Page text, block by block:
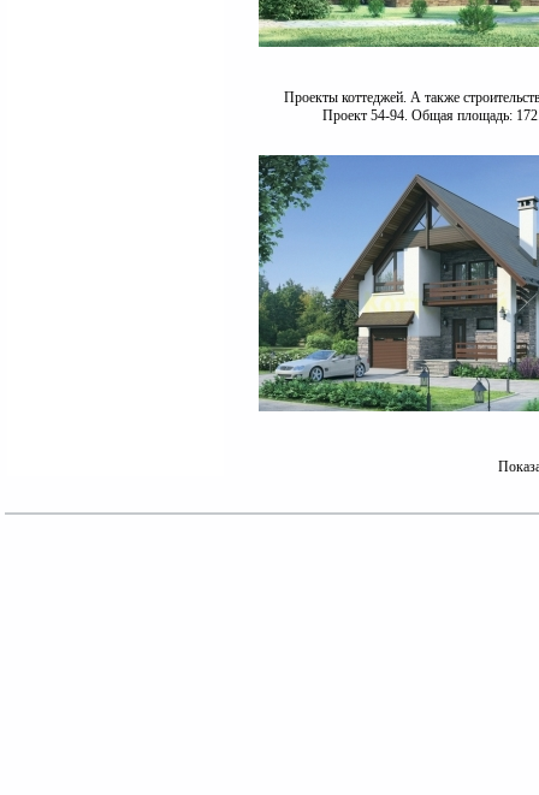
Проекты коттеджей. А также
Проект 54-94. Общая площадь: